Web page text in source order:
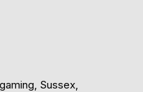
Sussex,